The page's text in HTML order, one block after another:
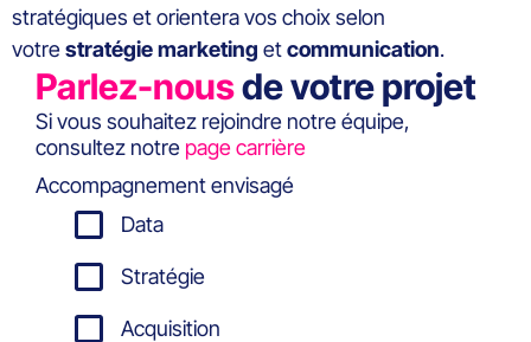
stratégiques et orientera vos choix selon
votrestratégie marketing etcommunication.
Parlez-nousde votre projet
Si vous souhaitez rejoindre notre équipe,
consultez notre page carrière
Accompagnement envisagé
Data
Stratégie
Acquisition